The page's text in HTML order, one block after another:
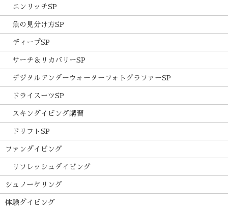
エンリッチSP
魚の見分け方SP
ディープSP
サーチ＆リカバリーSP
デジタルアンダーウォーターフォトグラファーSP
ドライスーツSP
スキンダイビング講習
ドリフトSP
ファンダイビング
リフレッシュダイビング
シュノーケリング
体験ダイビング